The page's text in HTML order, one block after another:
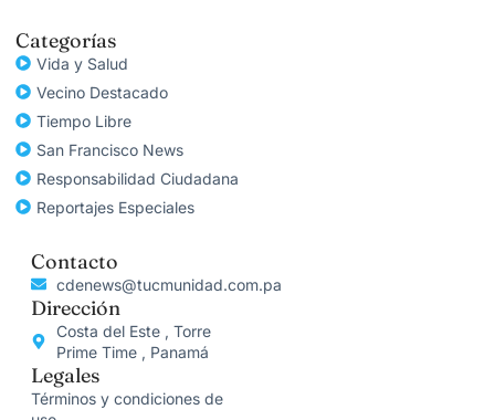
Categorías
Vida y Salud
Vecino Destacado
Tiempo Libre
San Francisco News
Responsabilidad Ciudadana
Reportajes Especiales
Contacto
cdenews@tucmunidad.com.pa
Dirección
Costa del Este , Torre
Prime Time , Panamá
Legales
Términos y condiciones de